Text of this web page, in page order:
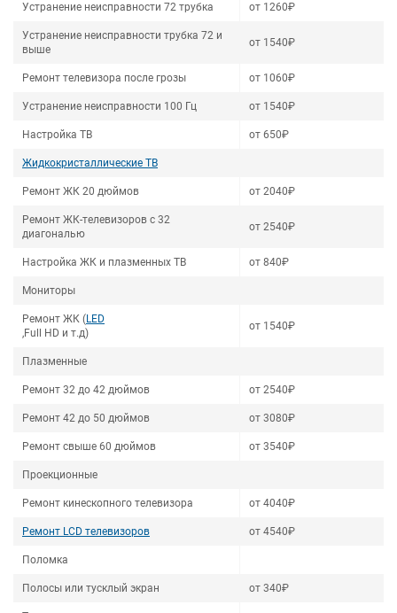
Устранение неисправности 72 трубка от 1260₽
Устранение неисправности трубка 72 и
выше
от 1540₽
Ремонт телевизора после грозы от 1060₽
Устранение неисправности 100 Гц от 1540₽
Настройка ТВ от 650₽
Жидкокристаллические ТВ
Ремонт ЖК 20 дюймов от 2040₽
Ремонт ЖК-телевизоров с 32
диагональю
от 2540₽
Настройка ЖК и плазменных ТВ от 840₽
Мониторы
Ремонт ЖК (LED
,Full HD и т.д)
от 1540₽
Плазменные
Ремонт 32 до 42 дюймов от 2540₽
Ремонт 42 до 50 дюймов от 3080₽
Ремонт свыше 60 дюймов от 3540₽
Проекционные
Ремонт кинескопного телевизора от 4040₽
Ремонт LCD телевизоров от 4540₽
Поломка
Полосы или тусклый экран от 340₽